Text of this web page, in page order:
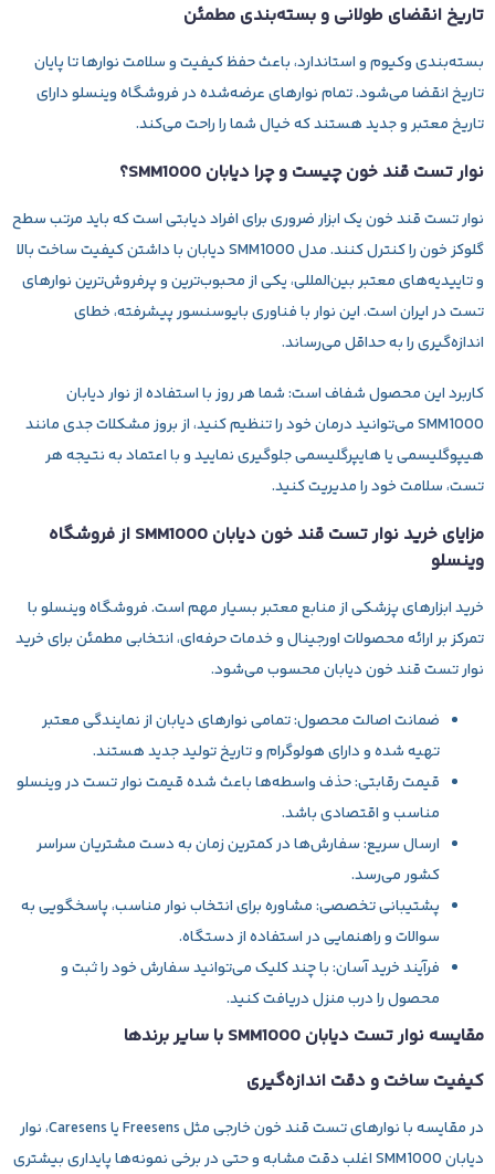
تاریخ انقضای طولانی و بسته‌بندی مطمئن
بسته‌بندی وکیوم و استاندارد، باعث حفظ کیفیت و سلامت نوارها تا پایان
تاریخ انقضا می‌شود. تمام نوارهای عرضه‌شده در فروشگاه وینسلو دارای
تاریخ معتبر و جدید هستند که خیال شما را راحت می‌کند.
نوار تست قند خون چیست و چرا دیابان SMM1000؟
نوار تست قند خون یک ابزار ضروری برای افراد دیابتی است که باید مرتب سطح
گلوکز خون را کنترل کنند. مدل SMM1000 دیابان با داشتن کیفیت ساخت بالا
و تاییدیه‌های معتبر بین‌المللی، یکی از محبوب‌ترین و پرفروش‌ترین نوارهای
تست در ایران است. این نوار با فناوری بایوسنسور پیشرفته، خطای
اندازه‌گیری را به حداقل می‌رساند.
کاربرد این محصول شفاف است: شما هر روز با استفاده از نوار دیابان
SMM1000 می‌توانید درمان خود را تنظیم کنید، از بروز مشکلات جدی مانند
هیپوگلیسمی یا هایپرگلیسمی جلوگیری نمایید و با اعتماد به نتیجه هر
تست، سلامت خود را مدیریت کنید.
مزایای خرید نوار تست قند خون دیابان SMM1000 از فروشگاه
وینسلو
خرید ابزارهای پزشکی از منابع معتبر بسیار مهم است. فروشگاه وینسلو با
تمرکز بر ارائه محصولات اورجینال و خدمات حرفه‌ای، انتخابی مطمئن برای خرید
نوار تست قند خون دیابان محسوب می‌شود.
ضمانت اصالت محصول:تمامی نوارهای دیابان از نمایندگی معتبر
تهیه شده و دارای هولوگرام و تاریخ تولید جدید هستند.
قیمت رقابتی:حذف واسطه‌ها باعث شده قیمت نوار تست در وینسلو
مناسب و اقتصادی باشد.
ارسال سریع:سفارش‌ها در کمترین زمان به دست مشتریان سراسر
کشور می‌رسد.
پشتیبانی تخصصی:مشاوره برای انتخاب نوار مناسب، پاسخگویی به
سوالات و راهنمایی در استفاده از دستگاه.
فرآیند خرید آسان:با چند کلیک می‌توانید سفارش خود را ثبت و
محصول را درب منزل دریافت کنید.
مقایسه نوار تست دیابان SMM1000 با سایر برندها
کیفیت ساخت و دقت اندازه‌گیری
در مقایسه با نوارهای تست قند خون خارجی مثل Freesens یا Caresens، نوار
دیابان SMM1000 اغلب دقت مشابه و حتی در برخی نمونه‌ها پایداری بیشتری